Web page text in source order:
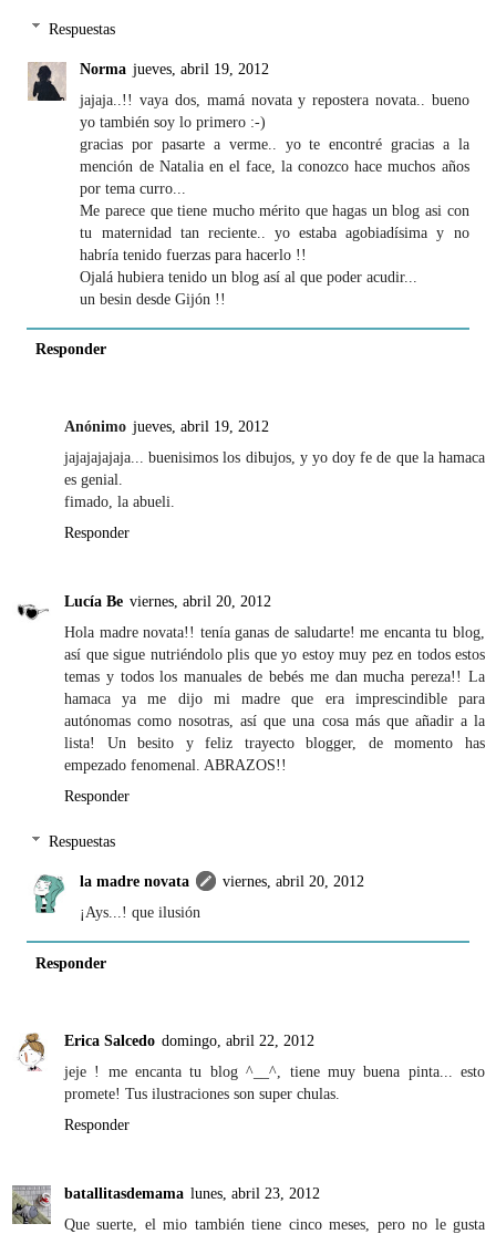
Respuestas
Norma jueves, abril 19, 2012
jajaja..!! vaya dos, mamá novata y repostera novata.. bueno
yo también soy lo primero :-)
gracias por pasarte a verme.. yo te encontré gracias a la
mención de Natalia en el face, la conozco hace muchos años
por tema curro...
Me parece que tiene mucho mérito que hagas un blog asi con
tu maternidad tan reciente.. yo estaba agobiadísima y no
habría tenido fuerzas para hacerlo !!
Ojalá hubiera tenido un blog así al que poder acudir...
un besin desde Gijón !!
Responder
Anónimo jueves, abril 19, 2012
jajajajajaja... buenisimos los dibujos, y yo doy fe de que la hamaca
es genial.
fimado, la abueli.
Responder
Lucía Be viernes, abril 20, 2012
Hola madre novata!! tenía ganas de saludarte! me encanta tu blog,
así que sigue nutriéndolo plis que yo estoy muy pez en todos estos
temas y todos los manuales de bebés me dan mucha pereza!! La
hamaca ya me dijo mi madre que era imprescindible para
autónomas como nosotras, así que una cosa más que añadir a la
lista! Un besito y feliz trayecto blogger, de momento has
empezado fenomenal. ABRAZOS!!
Responder
Respuestas
la madre novata
viernes, abril 20, 2012
¡Ays...! que ilusión
Responder
Erica Salcedo domingo, abril 22, 2012
jeje ! me encanta tu blog ^__^, tiene muy buena pinta... esto
promete! Tus ilustraciones son super chulas.
Responder
batallitasdemama lunes, abril 23, 2012
Que suerte, el mio también tiene cinco meses, pero no le gusta